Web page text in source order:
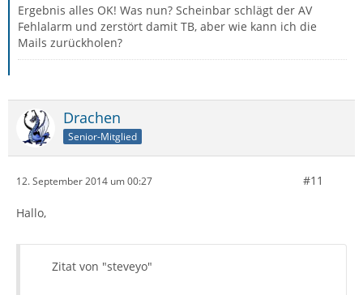
Ergebnis alles OK! Was nun? Scheinbar schlägt der AV
Fehlalarm und zerstört damit TB, aber wie kann ich die
Mails zurückholen?
Drachen
Senior-Mitglied
12. September 2014 um 00:27 #11
Hallo,
Zitat von "steveyo"